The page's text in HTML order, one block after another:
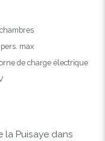
max
de charge électrique
la Puisaye dans